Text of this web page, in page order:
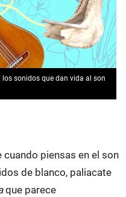
sonidos que dan vida al son
cuando piensas en el son
de blanco, paliacate
que parece